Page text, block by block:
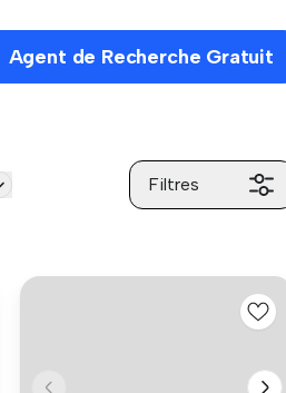
Agent de Recherche Gratuit
Filtres